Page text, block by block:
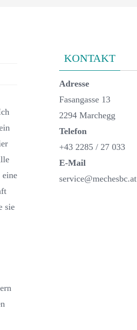
eine
sie
KONTAKT
Adresse
Fasangasse 13
2294 Marchegg
Telefon
+43 2285 / 27 033
E-Mail
service@mechesbc.at